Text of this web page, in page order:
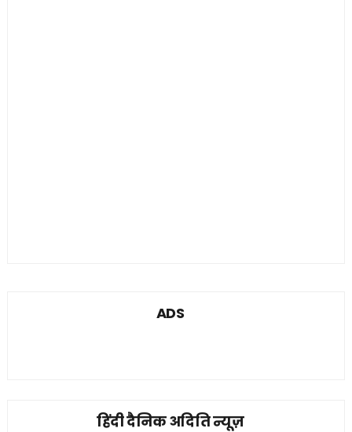
ADS
हिंदी दैनिक अदिति न्यूज़